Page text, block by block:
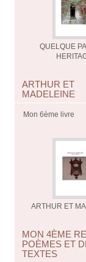
QUELQUE
ARTHUR ET
MADELEINE
Mon 6ème livre
ARTHUR ET
MON 4ÈME
POÈMES ET
TEXTES